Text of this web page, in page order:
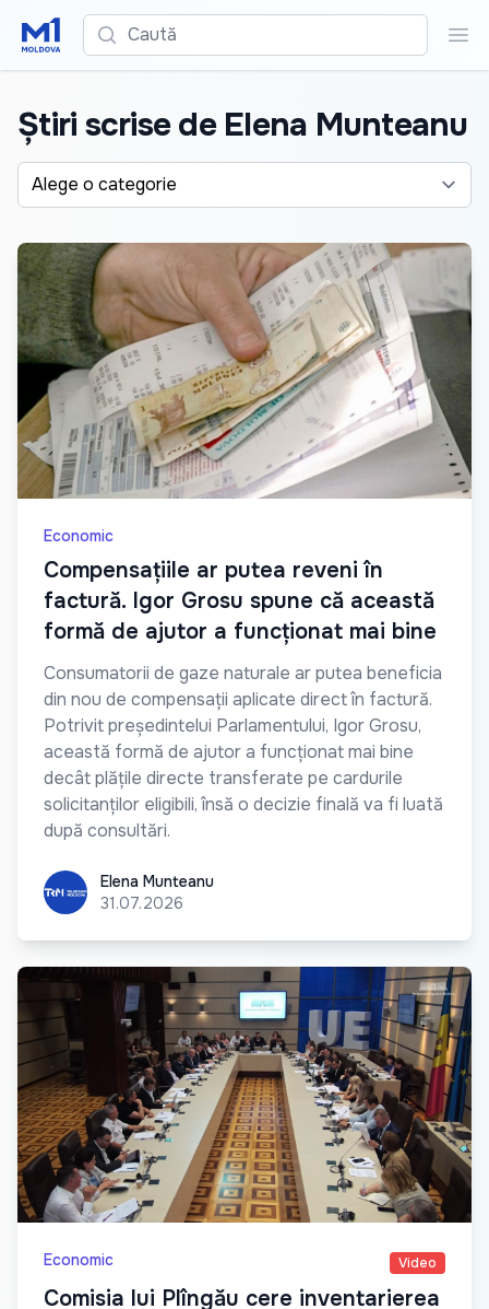
Caută
Știri scrise de Elena Munteanu
Alege o categorie
Economic
Compensațiile ar putea reveni în
factură. Igor Grosu spune că această
formă de ajutor a funcționat mai bine
Consumatorii de gaze naturale ar putea beneficia
din nou de compensații aplicate direct în factură.
Potrivit președintelui Parlamentului, Igor Grosu,
această formă de ajutor a funcționat mai bine
decât plățile directe transferate pe cardurile
solicitanților eligibili, însă o decizie finală va fi luată
după consultări.
Elena Munteanu
Elena Munteanu
31.07.2026
Economic Video
Comisia lui Plîngău cere inventarierea